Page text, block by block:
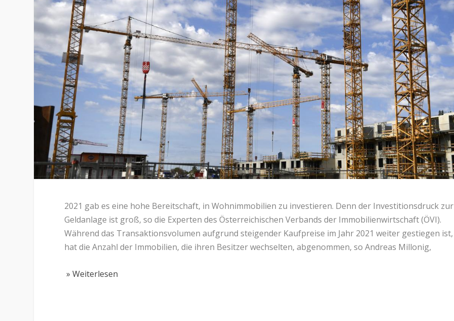
2021 gab es eine hohe Bereitschaft, in Wohnimmobilien zu investieren. Denn der Investitionsdruck zur
Geldanlage ist groß, so die Experten des Österreichischen Verbands der Immobilienwirtschaft (ÖVI).
Während das Transaktionsvolumen aufgrund steigender Kaufpreise im Jahr 2021 weiter gestiegen ist,
hat die Anzahl der Immobilien, die ihren Besitzer wechselten, abgenommen, so Andreas Millonig,
» Weiterlesen